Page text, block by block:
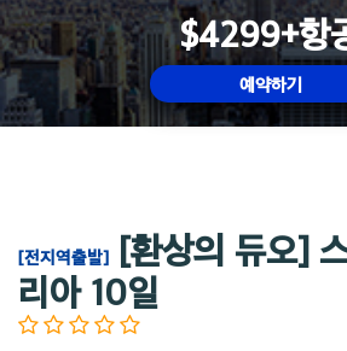
$4299+항
예약하기
[전지역출발] [환상의 듀오]
리아 10일